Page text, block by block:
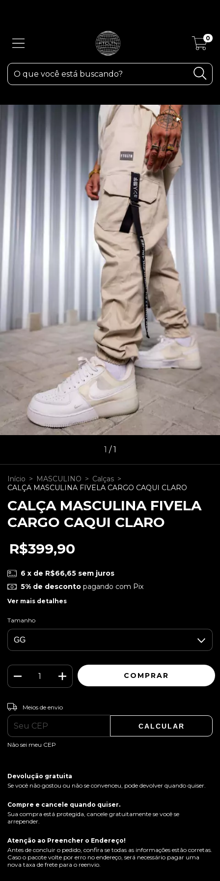
0
1 /1
Início > MASCULINO > Calças >
CALÇA MASCULINA FIVELA CARGO CAQUI CLARO
CALÇA MASCULINA FIVELA
CARGO CAQUI CLARO
R$399,90
6 x de R$66,65 sem juros
5% de descontopagando com Pix
Ver mais detalhes
Tamanho
Entregas para o CEP:
Meios de envio
CALCULAR
Não sei meu CEP
Devolução gratuita
Se você não gostou ou não se convenceu, pode devolver quando quiser.
Compre e cancele quando quiser.
Sua compra está protegida, cancele gratuitamente se você se
arrepender.
Atenção ao Preencher o Endereço!
Antes de concluir o pedido, confira se todas as informações estão corretas.
Caso o pacote volte por erro no endereço, será necessário pagar uma
nova taxa de frete para o reenvio.